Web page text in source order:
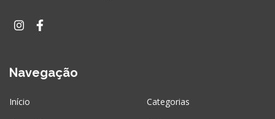
Navegação
Início Categorias